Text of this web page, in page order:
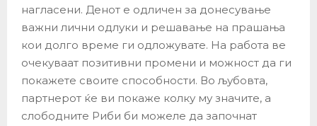
нагласени. Денот е одличен за донесување
важни лични одлуки и решавање на прашања
кои долго време ги одложувате. На работа ве
очекуваат позитивни промени и можност да ги
покажете своите способности. Во љубовта,
партнерот ќе ви покаже колку му значите, а
слободните Риби би можеле да започнат